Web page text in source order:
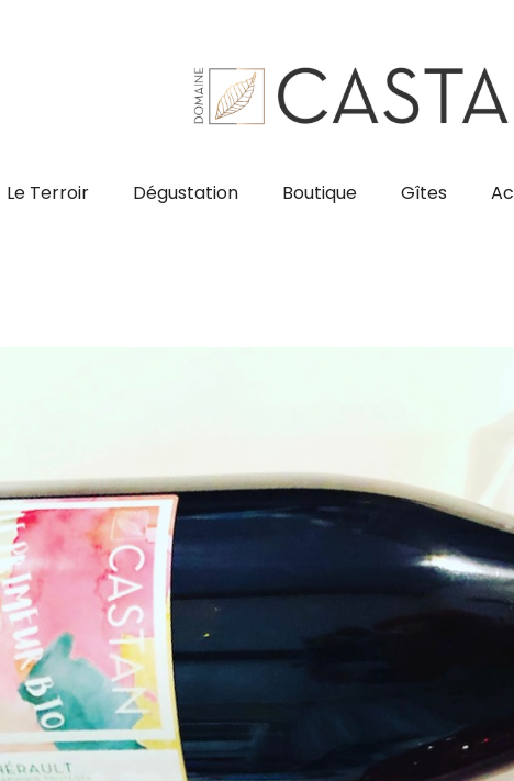
Le Terroir Dégustation Boutique Gîtes